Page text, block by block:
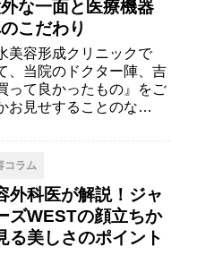
な一面と医療機器
こだわり
美容形成クリニックで
、当院のドクター陣、吉
って良かったもの』をご
お見せすることのな…
コラム
外科医が解説！ジャ
ズWESTの顔立ちか
る美しさのポイント